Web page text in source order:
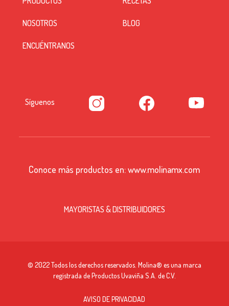
NOSOTROS BLOG
ENCUÉNTRANOS
Síguenos
Conoce más productos en:www.molinamx.com
MAYORISTAS & DISTRIBUIDORES
© 2022 Todos los derechos reservados. Molina® es una marca
registrada de Productos Uvaviña S.A. de C.V.
AVISO DE PRIVACIDAD